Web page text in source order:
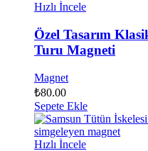
Hızlı İncele
Özel Tasarım
Turu Magneti
Magnet
₺80.00
Sepete Ekle
Hızlı İncele